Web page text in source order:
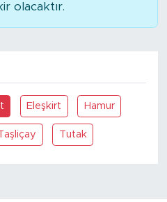
olacaktır.
Eleşkirt Hamur
Tutak